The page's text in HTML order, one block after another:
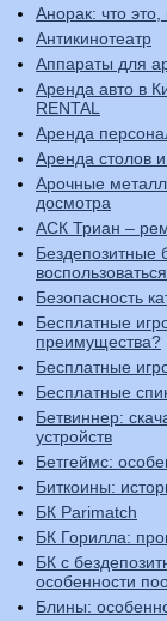
Анорак: что
Антикинотеатр
Аппараты для
Аренда авто в
RENTAL
Аренда
Аренда столов
Арочные
досмотра
АСК Триан –
Бездепозитные
Безопасность
Бесплатные
преимущества?
Бесплатные
Бесплатные
Бетвиннер:
устройств
Бетгеймс:
Биткоины:
БК Parimatch
БК Горилла:
БК с
особенности
Блины: